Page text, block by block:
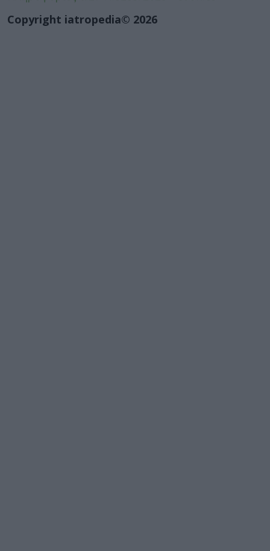
Copyright iatropedia© 2026